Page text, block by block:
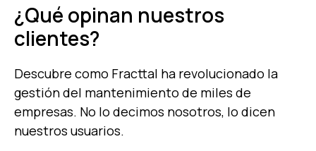
¿Qué opinan nuestros
clientes?
Descubre como Fracttal ha revolucionado la
gestión del mantenimiento de miles de
empresas. No lo decimos nosotros, lo dicen
nuestros usuarios.